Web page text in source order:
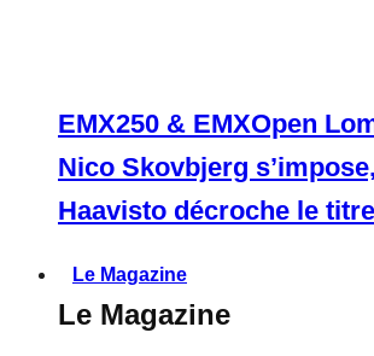
EMX250 & EMXOpen
Nico Skovbjerg
Haavisto décroche le titre
Le Magazine
Le Magazine